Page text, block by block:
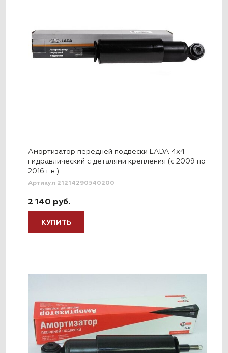
Амортизатор передней подвески LADA 4x4
гидравлический с деталями крепления (с 2009 по
2016 г.в.)
Артикул 21214290540200
2 140 руб.
КУПИТЬ